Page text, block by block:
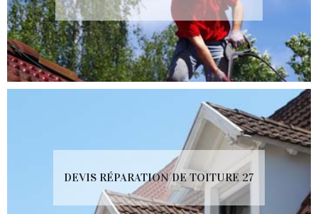
DEVIS RÉPARATION DE TOITURE 27